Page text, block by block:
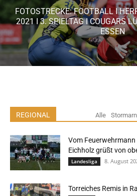
FOTOSTRECKE: FOOTBALL I
2021 I 3. SPIELTAG I COUGARS
ESSEN
REGIONAL Alle Stormarn
Vom
Eichholz grüßt von
Landesliga 8. August
Torreiches Remis in